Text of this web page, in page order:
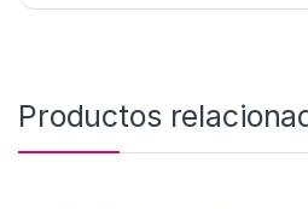
Productos